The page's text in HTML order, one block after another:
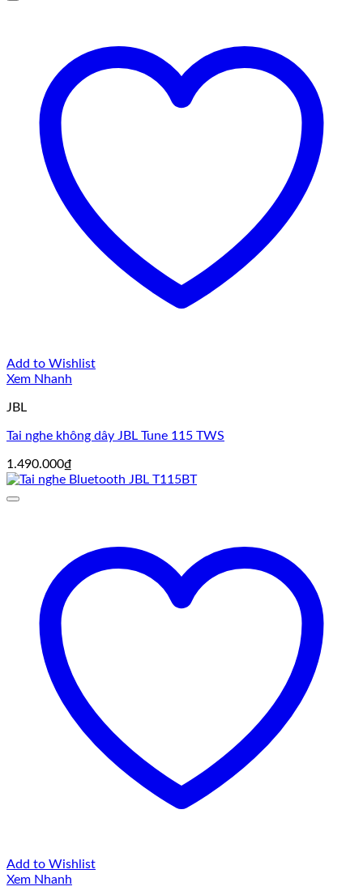
Add to Wishlist
Xem Nhanh
JBL
Tai nghe không dây JBL Tune 115 TWS
1.490.000₫
Add to Wishlist
Xem Nhanh